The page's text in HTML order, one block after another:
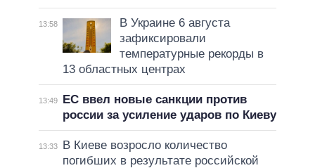
13:58
В Украине 6 августа
зафиксировали
температурные рекорды в
13 областных центрах
13:49
ЕС ввел новые санкции против
россии за усиление ударов по Киеву
13:33
В Киеве возросло количество
погибших в результате российской